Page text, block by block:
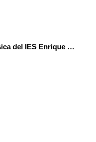
El Gabinete de Física del IES Enrique Tierno Galván de Parla (Curso 25-26)